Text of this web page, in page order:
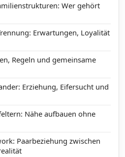
Wer gehört
Erwartungen, Loyalität
Regeln und gemeinsame
Erziehung, Eifersucht und
Nähe aufbauen ohne
Paarbeziehung zwischen